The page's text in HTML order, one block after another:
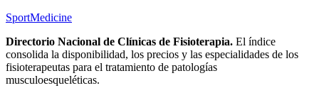
SportMedicine
Directorio Nacional de Clínicas de Fisioterapia. El índice
consolida la disponibilidad, los precios y las especialidades de los
fisioterapeutas para el tratamiento de patologías
musculoesqueléticas.